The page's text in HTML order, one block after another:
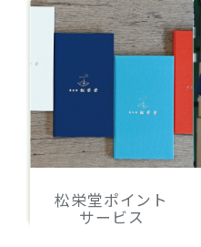
松栄堂ポイント
サービス